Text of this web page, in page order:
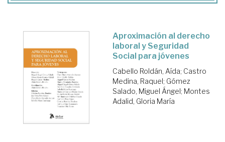
Aproximación al derecho
laboral y Seguridad
Social para jóvenes
Cabello Roldán, Aída; Castro
Medina, Raquel; Gómez
Salado, Miguel Ángel; Montes
Adalid, Gloria María